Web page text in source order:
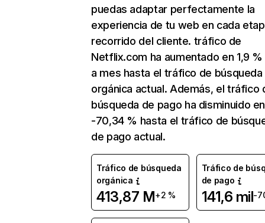
puedas adaptar perfectamente la
experiencia de tu web en cada
recorrido del cliente. tráfico de
Netflix.com ha aumentado en 1,9
a mes hasta el tráfico de búsqueda
orgánica actual. Además, el tráfico
búsqueda de pago ha disminuido en
-70,34 % hasta el tráfico de
de pago actual.
Tráfico de búsqueda
orgánica
413,87 M+2 %
Tráfico de
de pago
141,6 mil-